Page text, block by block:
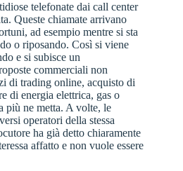
telefonate dai call center
Queste chiamate arrivano
ad esempio mentre si sta
o riposando. Così si viene
e si subisce un
commerciali non
di trading online, acquisto di
di energia elettrica, gas o
più ne metta. A volte, le
operatori della stessa
ha già detto chiaramente
affatto e non vuole essere